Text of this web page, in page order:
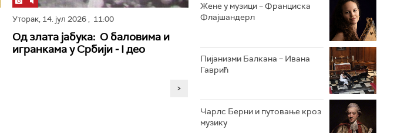
Уторак, 14. јул 2026, 11:00
Од злата јабука: О баловима и
игранкама у Србији ‒ I део
>
Жене у музици – Франциска
Флајшандерл
Пијанизми Балкана – Ивана
Гаврић
Чарлс Берни и путовање кроз
музику